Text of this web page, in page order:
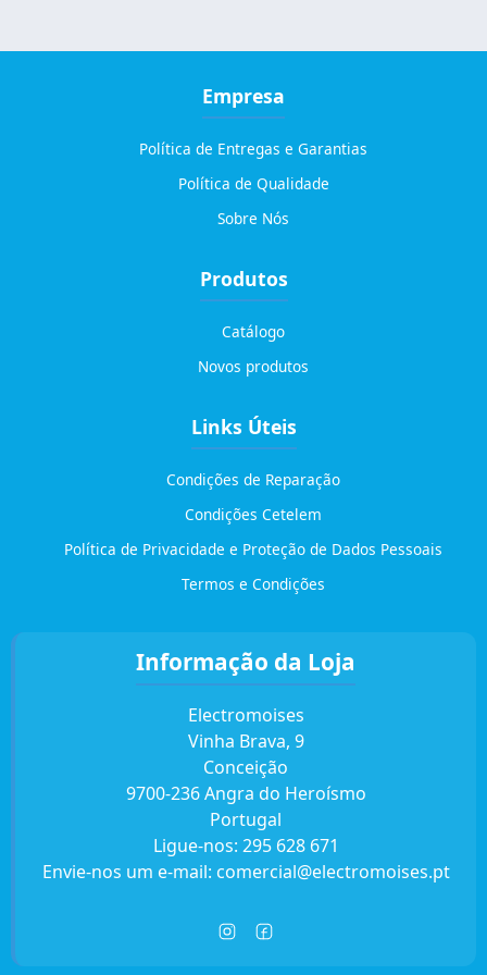
Empresa
Política de Entregas e Garantias
Política de Qualidade
Sobre Nós
Produtos
Catálogo
Novos produtos
Links Úteis
Condições de Reparação
Condições Cetelem
Política de Privacidade e Proteção de Dados Pessoais
Termos e Condições
Informação da Loja
Electromoises
Vinha Brava, 9
Conceição
9700-236 Angra do Heroísmo
Portugal
Ligue-nos: 295 628 671
Envie-nos um e-mail: comercial@electromoises.pt